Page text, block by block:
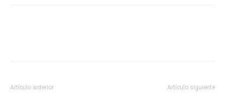
Artículo anterior Artículo siguiente